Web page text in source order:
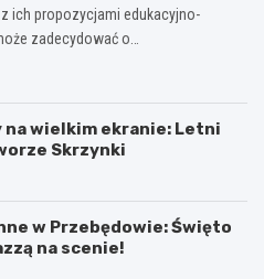
ich propozycjami edukacyjno-
zadecydować o…
na wielkim ekranie: Letni
Skrzynki
w Przebędowie: Święto
na scenie!